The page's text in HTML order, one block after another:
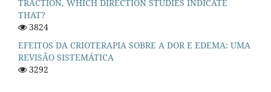
TRACTION, WHICH DIRECTION STUDIES INDICATE
THAT?
3824
EFEITOS DA CRIOTERAPIA SOBRE A DOR E EDEMA: UMA
REVISÃO SISTEMÁTICA
3292